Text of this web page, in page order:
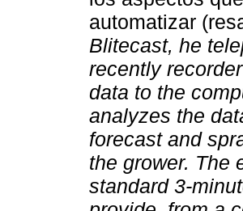
automatizar
Blitecast, he
recently
data to the
analyzes the
forecast and
the grower. The
standard 3-